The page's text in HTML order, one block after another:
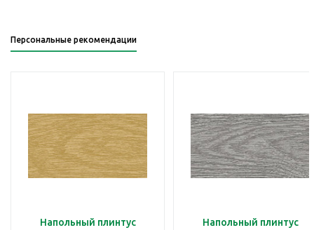
Персональные рекомендации
Напольный плинтус
Напольный плинтус